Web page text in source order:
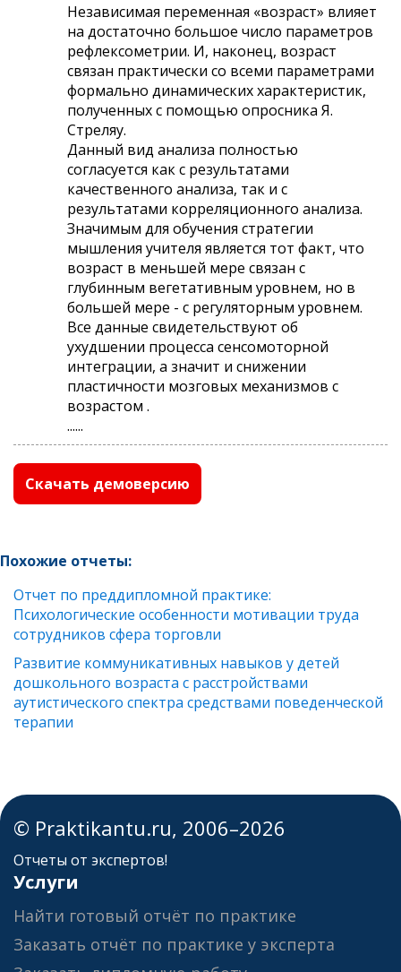
Независимая переменная «возраст» влияет
на достаточно большое число параметров
рефлексометрии. И, наконец, возраст
связан практически со всеми параметрами
формально динамических характеристик,
полученных с помощью опросника Я.
Стреляу.
Данный вид анализа полностью
согласуется как с результатами
качественного анализа, так и с
результатами корреляционного анализа.
Значимым для обучения стратегии
мышления учителя является тот факт, что
возраст в меньшей мере связан с
глубинным вегетативным уровнем, но в
большей мере - с регуляторным уровнем.
Все данные свидетельствуют об
ухудшении процесса сенсомоторной
интеграции, а значит и снижении
пластичности мозговых механизмов с
возрастом .
......
Скачать демоверсию
Похожие отчеты:
Отчет по преддипломной практике:
Психологические особенности мотивации труда
сотрудников сфера торговли
Развитие коммуникативных навыков у детей
дошкольного возраста с расстройствами
аутистического спектра средствами поведенческой
терапии
© Praktikantu.ru, 2006–2026
Отчеты от экспертов!
Услуги
Найти готовый отчёт по практике
Заказать отчёт по практике у эксперта